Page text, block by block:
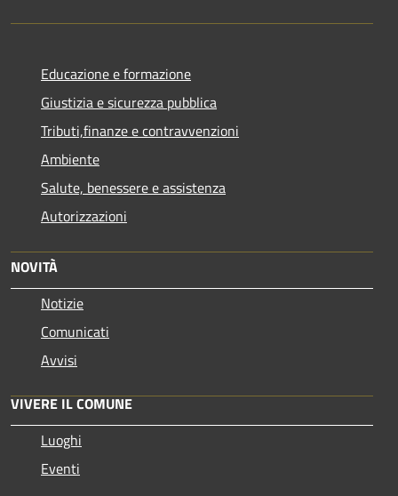
Educazione e formazione
Giustizia e sicurezza pubblica
Tributi,finanze e contravvenzioni
Ambiente
Salute, benessere e assistenza
Autorizzazioni
NOVITÀ
Notizie
Comunicati
Avvisi
VIVERE IL COMUNE
Luoghi
Eventi